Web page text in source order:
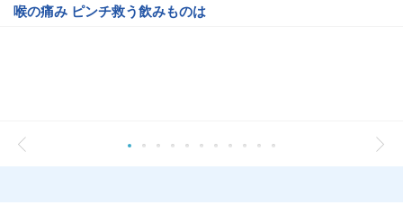
喉の痛み ピンチ救う飲みものは